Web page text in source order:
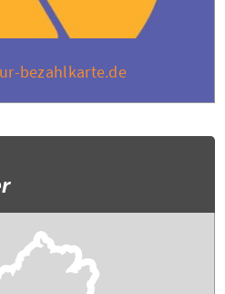
bezahlkarte.de